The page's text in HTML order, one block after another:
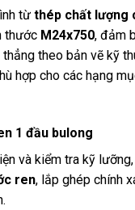
từ thép chất lượng
thước M24x750, đảm
thẳng theo bản vẽ kỹ
hợp cho các hạng
1 đầu bulong
và kiểm tra kỹ
ren, lắp ghép chính